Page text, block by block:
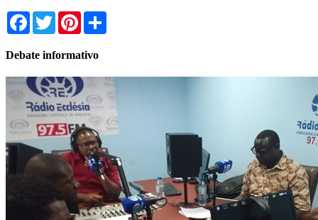
Facebook
TwitterPinterest
Debate informativo